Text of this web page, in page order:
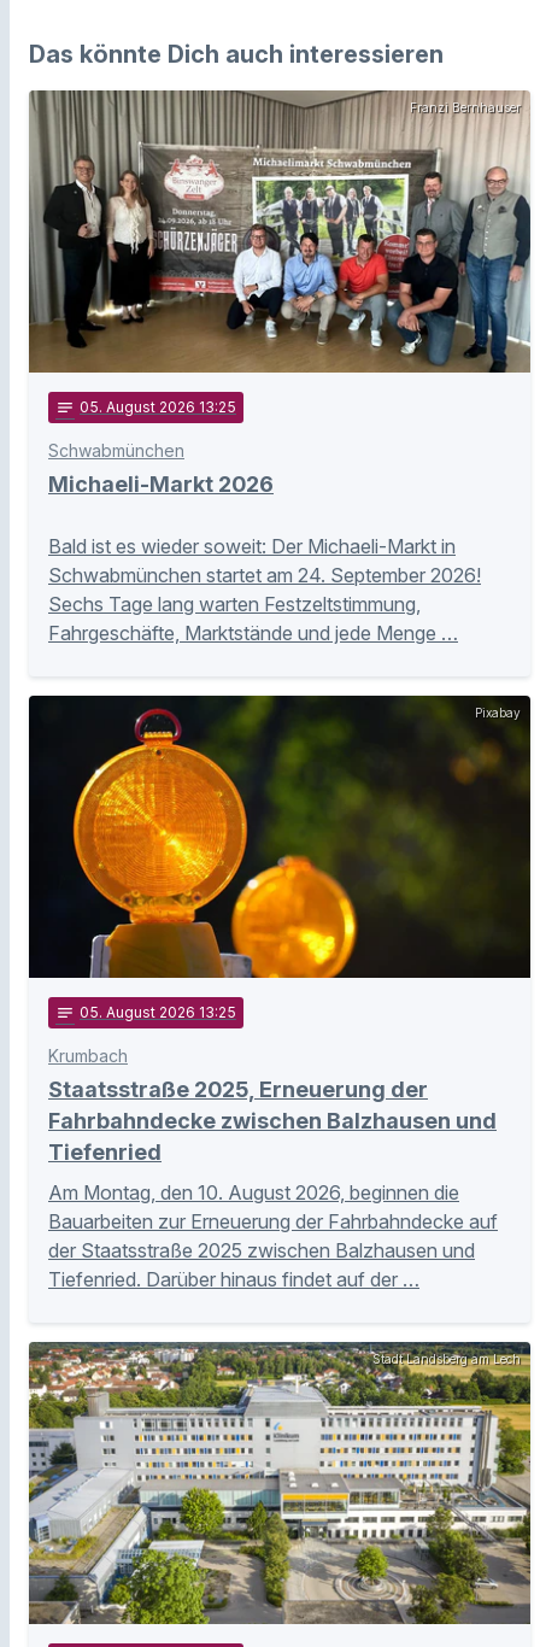
Das könnte Dich auch interessieren
Franzi Bernhauser
notes 05. August 2026 13:25
Schwabmünchen
Michaeli-Markt 2026
Bald ist es wieder soweit: Der Michaeli-Markt in
Schwabmünchen startet am 24. September 2026!
Sechs Tage lang warten Festzeltstimmung,
Fahrgeschäfte, Marktstände und jede Menge …
Pixabay
notes 05. August 2026 13:25
Krumbach
Staatsstraße 2025, Erneuerung der
Fahrbahndecke zwischen Balzhausen und
Tiefenried
Am Montag, den 10. August 2026, beginnen die
Bauarbeiten zur Erneuerung der Fahrbahndecke auf
der Staatsstraße 2025 zwischen Balzhausen und
Tiefenried. Darüber hinaus findet auf der …
Stadt Landsberg am Lech